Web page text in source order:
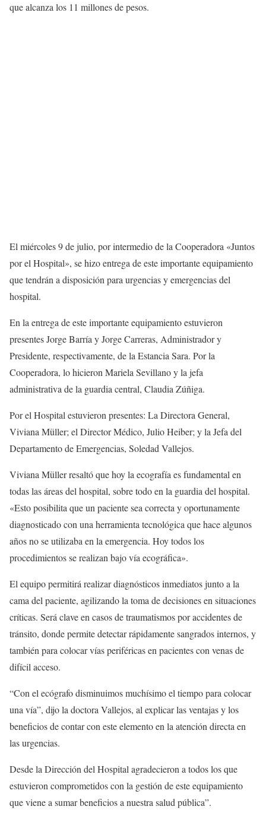
que alcanza los 11 millones de pesos.
El miércoles 9 de julio, por intermedio de la Cooperadora «Juntos
por el Hospital», se hizo entrega de este importante equipamiento
que tendrán a disposición para urgencias y emergencias del
hospital.
En la entrega de este importante equipamiento estuvieron
presentes Jorge Barría y Jorge Carreras, Administrador y
Presidente, respectivamente, de la Estancia Sara. Por la
Cooperadora, lo hicieron Mariela Sevillano y la jefa
administrativa de la guardia central, Claudia Zúñiga.
Por el Hospital estuvieron presentes: La Directora General,
Viviana Müller; el Director Médico, Julio Heiber; y la Jefa del
Departamento de Emergencias, Soledad Vallejos.
Viviana Müller resaltó que hoy la ecografía es fundamental en
todas las áreas del hospital, sobre todo en la guardia del hospital.
«Esto posibilita que un paciente sea correcta y oportunamente
diagnosticado con una herramienta tecnológica que hace algunos
años no se utilizaba en la emergencia. Hoy todos los
procedimientos se realizan bajo vía ecográfica».
El equipo permitirá realizar diagnósticos inmediatos junto a la
cama del paciente, agilizando la toma de decisiones en situaciones
críticas. Será clave en casos de traumatismos por accidentes de
tránsito, donde permite detectar rápidamente sangrados internos, y
también para colocar vías periféricas en pacientes con venas de
difícil acceso.
“Con el ecógrafo disminuimos muchísimo el tiempo para colocar
una vía”, dijo la doctora Vallejos, al explicar las ventajas y los
beneficios de contar con este elemento en la atención directa en
las urgencias.
Desde la Dirección del Hospital agradecieron a todos los que
estuvieron comprometidos con la gestión de este equipamiento
que viene a sumar beneficios a nuestra salud pública”.